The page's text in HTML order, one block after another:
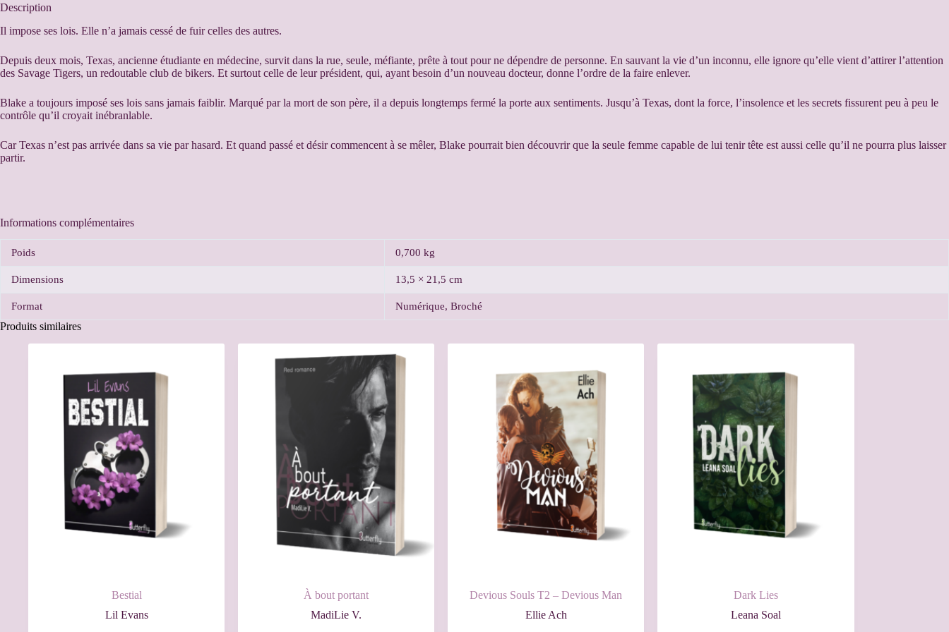
e
n
i
v
:
Description
Il impose ses lois. Elle n’a jamais cessé de fuir celles des autres.
Depuis deux mois, Texas, ancienne étudiante en médecine, survit dans la rue, seule, méfiante, prête à tout pour ne dépendre de personne. En sauvant la vie d’un inconnu, elle ignore qu’elle vient d’attirer l’attention
des Savage Tigers, un redoutable club de bikers. Et surtout celle de leur président, qui, ayant besoin d’un nouveau docteur, donne l’ordre de la faire enlever.
Blake a toujours imposé ses lois sans jamais faiblir. Marqué par la mort de son père, il a depuis longtemps fermé la porte aux sentiments. Jusqu’à Texas, dont la force, l’insolence et les secrets fissurent peu à peu le
contrôle qu’il croyait inébranlable.
Car Texas n’est pas arrivée dans sa vie par hasard. Et quand passé et désir commencent à se mêler, Blake pourrait bien découvrir que la seule femme capable de lui tenir tête est aussi celle qu’il ne pourra plus laisser
partir.
Informations complémentaires
Poids 0,700 kg
Dimensions 13,5 × 21,5 cm
Format Numérique, Broché
Produits similaires
Bestial
Lil Evans
À bout portant
MadiLie V.
Devious Souls T2 – Devious Man
Ellie Ach
Dark Lies
Leana Soal